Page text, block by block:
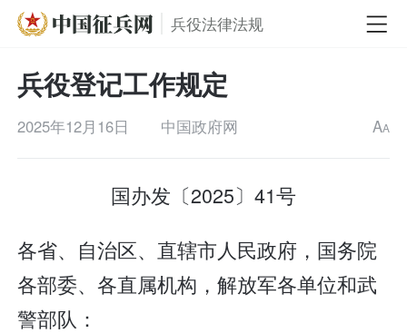
兵役法律法规
兵役登记工作规定
2025年12月16日 中国政府网 AA
国办发〔2025〕41号
各省、自治区、直辖市人民政府，国务院
各部委、各直属机构，解放军各单位和武
警部队：